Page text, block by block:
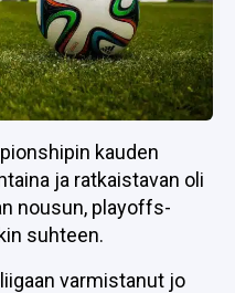
kauden
ja ratkaistavan oli
nousun, playoffs-
suhteen.
varmistanut jo